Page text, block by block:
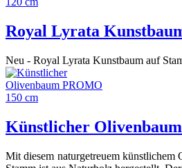
Royal Lyrata
Neu - Royal Lyrata Kunstbaum auf
Künstlicher
Mit diesem naturgetreuem